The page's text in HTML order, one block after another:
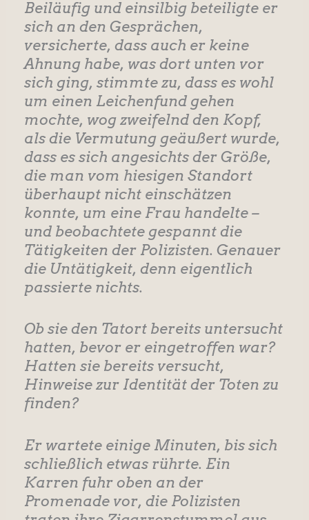
Beiläufig und einsilbig beteiligte er
sich an den Gesprächen,
versicherte, dass auch er keine
Ahnung habe, was dort unten vor
sich ging, stimmte zu, dass es wohl
um einen Leichenfund gehen
mochte, wog zweifelnd den Kopf,
als die Vermutung geäußert wurde,
dass es sich angesichts der Größe,
die man vom hiesigen Standort
überhaupt nicht einschätzen
konnte, um eine Frau handelte –
und beobachtete gespannt die
Tätigkeiten der Polizisten. Genauer
die Untätigkeit, denn eigentlich
passierte nichts.
Ob sie den Tatort bereits untersucht
hatten, bevor er eingetroffen war?
Hatten sie bereits versucht,
Hinweise zur Identität der Toten zu
finden?
Er wartete einige Minuten, bis sich
schließlich etwas rührte. Ein
Karren fuhr oben an der
Promenade vor, die Polizisten